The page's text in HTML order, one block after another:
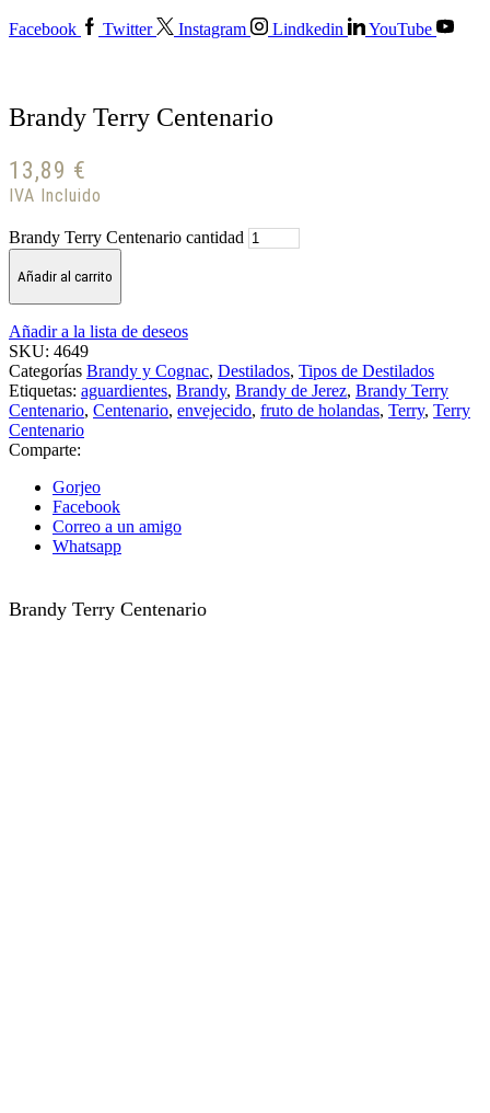
Facebook Twitter Instagram Lindkedin YouTube
Brandy Terry Centenario
13,89 €
IVA Incluido
Brandy Terry Centenario cantidad
Añadir al carrito
Añadir a la lista de deseos
SKU: 4649
Categorías Brandy y Cognac, Destilados, Tipos de Destilados
Etiquetas: aguardientes, Brandy, Brandy de Jerez, Brandy Terry
Centenario, Centenario, envejecido, fruto de holandas, Terry, Terry
Centenario
Comparte:
Gorjeo
Facebook
Correo a un amigo
Whatsapp
Brandy Terry Centenario